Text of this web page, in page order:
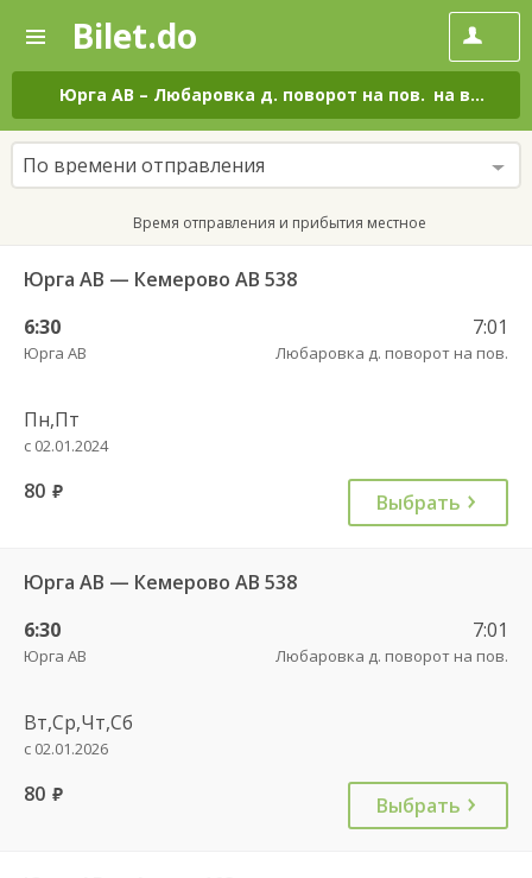
—
Поиск
и
покупка
билетов
на
автобус
онлайн
Bilet.do
Юрга АВ – Любаровка д. поворот на пов. на все дни
По времени отправления
Время отправления и прибытия местное
Юрга АВ — Кемерово АВ 538
6:30
Юрга АВ
7:01
Любаровка д. поворот на пов.
Пн,Пт
с 02.01.2024
80 руб. Выбрать
Юрга АВ — Кемерово АВ 538
6:30
Юрга АВ
7:01
Любаровка д. поворот на пов.
Вт,Ср,Чт,Сб
с 02.01.2026
80 руб. Выбрать